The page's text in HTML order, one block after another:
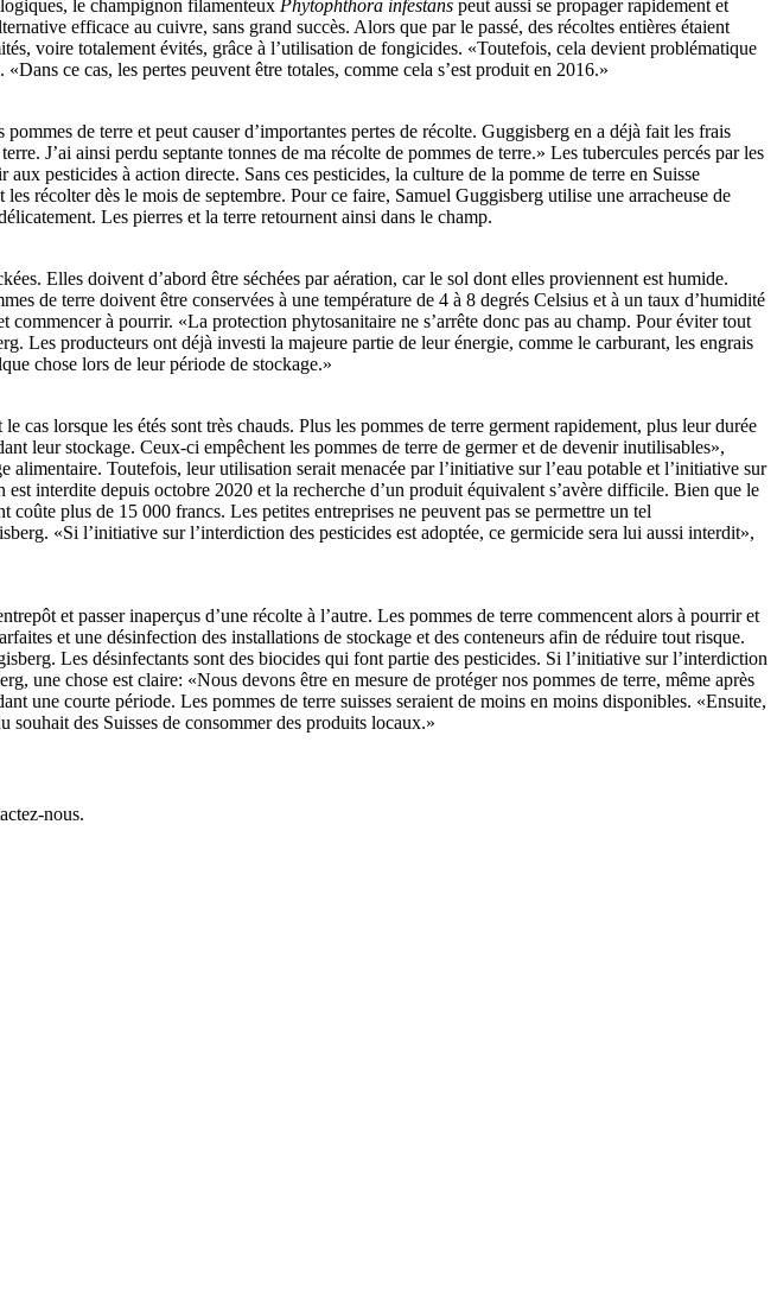
le champignon filamenteux Phytophthora infestans peut aussi se propager rapidement et
efficace au cuivre, sans grand succès. Alors que par le passé, des récoltes entières étaient
voire totalement évités, grâce à l’utilisation de fongicides. «Toutefois, cela devient problématique
ce cas, les pertes peuvent être totales, comme cela s’est produit en 2016.»
de terre et peut causer d’importantes pertes de récolte. Guggisberg en a déjà fait les frais
J’ai ainsi perdu septante tonnes de ma récolte de pommes de terre.» Les tubercules percés par les
pesticides à action directe. Sans ces pesticides, la culture de la pomme de terre en Suisse
récolter dès le mois de septembre. Pour ce faire, Samuel Guggisberg utilise une arracheuse de
Les pierres et la terre retournent ainsi dans le champ.
Elles doivent d’abord être séchées par aération, car le sol dont elles proviennent est humide.
de terre doivent être conservées à une température de 4 à 8 degrés Celsius et à un taux d’humidité
à pourrir. «La protection phytosanitaire ne s’arrête donc pas au champ. Pour éviter tout
Les producteurs ont déjà investi la majeure partie de leur énergie, comme le carburant, les engrais
chose lors de leur période de stockage.»
cas lorsque les étés sont très chauds. Plus les pommes de terre germent rapidement, plus leur durée
leur stockage. Ceux-ci empêchent les pommes de terre de germer et de devenir inutilisables»,
Toutefois, leur utilisation serait menacée par l’initiative sur l’eau potable et l’initiative sur
interdite depuis octobre 2020 et la recherche d’un produit équivalent s’avère difficile. Bien que le
plus de 15 000 francs. Les petites entreprises ne peuvent pas se permettre un tel
«Si l’initiative sur l’interdiction des pesticides est adoptée, ce germicide sera lui aussi interdit»,
et passer inaperçus d’une récolte à l’autre. Les pommes de terre commencent alors à pourrir et
et une désinfection des installations de stockage et des conteneurs afin de réduire tout risque.
Les désinfectants sont des biocides qui font partie des pesticides. Si l’initiative sur l’interdiction
une chose est claire: «Nous devons être en mesure de protéger nos pommes de terre, même après
une courte période. Les pommes de terre suisses seraient de moins en moins disponibles. «Ensuite,
souhait des Suisses de consommer des produits locaux.»
nous.